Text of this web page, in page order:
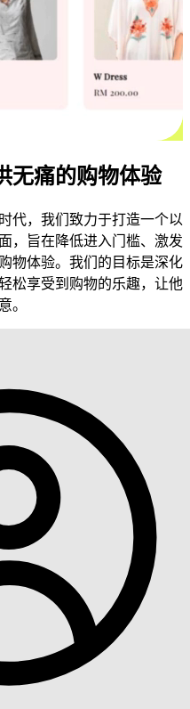
无痛的购物体验
代，我们致力于打造一个以
，旨在降低进入门槛、激发
物体验。我们的目标是深化
松享受到购物的乐趣，让他
。